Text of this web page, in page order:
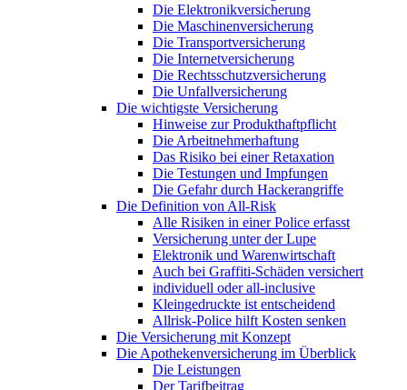
Die Elektronikversicherung
Die Maschinenversicherung
Die Transportversicherung
Die Internetversicherung
Die Rechtsschutzversicherung
Die Unfallversicherung
Die wichtigste Versicherung
Hinweise zur Produkthaftpflicht
Die Arbeitnehmerhaftung
Das Risiko bei einer Retaxation
Die Testungen und Impfungen
Die Gefahr durch Hackerangriffe
Die Definition von All-Risk
Alle Risiken in einer Police erfasst
Versicherung unter der Lupe
Elektronik und Warenwirtschaft
Auch bei Graffiti-Schäden versichert
individuell oder all-inclusive
Kleingedruckte ist entscheidend
Allrisk-Police hilft Kosten senken
Die Versicherung mit Konzept
Die Apothekenversicherung im Überblick
Die Leistungen
Der Tarifbeitrag